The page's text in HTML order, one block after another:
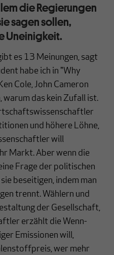
die Regierungen
sagen sollen,
Uneinigkeit.
es 13 Meinungen, sagt
habe ich in "Why
Cole, John Cameron
warum das kein Zufall ist.
und höhere Löhne,
will
Markt. Aber wenn die
Frage der politischen
beseitigen, indem man
trennt. Wählern und
der Gesellschaft,
erzählt die Wenn-
Emissionen will,
wer mehr